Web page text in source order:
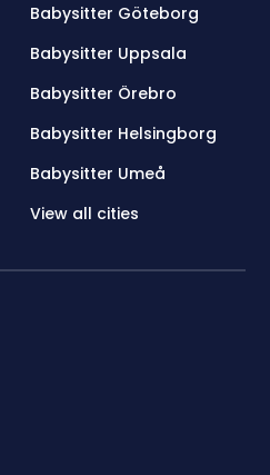
Babysitter Göteborg
Babysitter Uppsala
Babysitter Örebro
Babysitter Helsingborg
Babysitter Umeå
View all cities